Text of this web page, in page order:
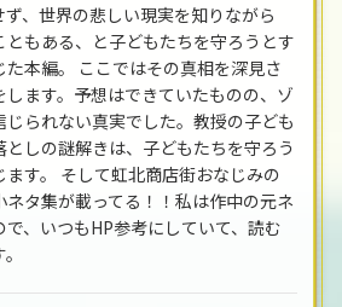
、世界の悲しい現実を知りながら
もある、と子どもたちを守ろうとす
本編。 ここではその真相を深見さ
ます。予想はできていたものの、ゾ
じられない真実でした。教授の子ども
しの謎解きは、子どもたちを守ろう
す。 そして虹北商店街おなじみの
ネタ集が載ってる！！私は作中の元ネ
、いつもHP参考にしていて、読む